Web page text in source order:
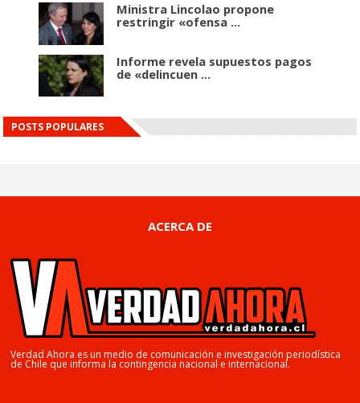
Ministra Lincolao propone
restringir «ofensa ...
Informe revela supuestos pagos
de «delincuen ...
POSTS POPULARES
ACERCA DE
Verdad Ahora es un medio de comunicación e investigación periodística
de Chile que informa la contingencia nacional e internacional.